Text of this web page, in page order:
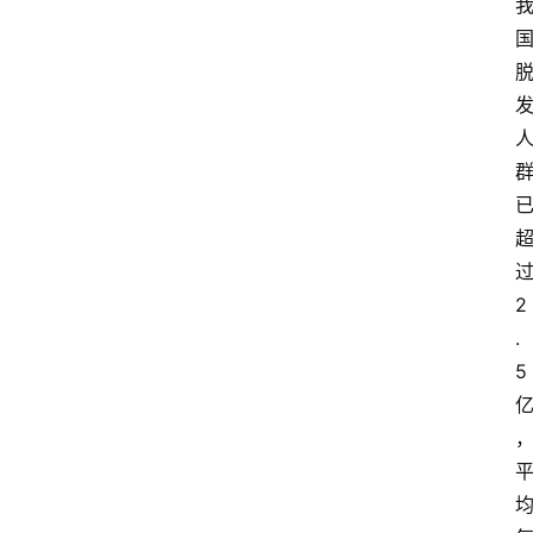
我
国
脱
发
人
群
已
超
过
2
.
5
亿
，
平
均